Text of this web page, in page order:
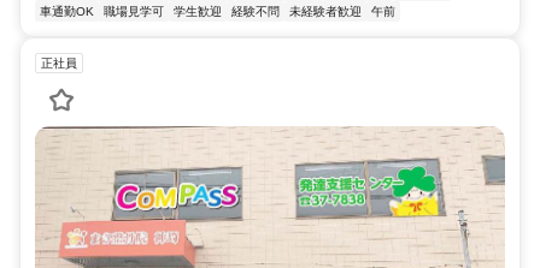
車通勤OK
職場見学可 学生歓迎 経験不問 未経験者歓迎 午前
正社員